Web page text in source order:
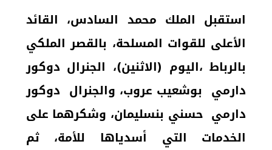
استقبل الملك محمد السادس، القائد
الأعلى للقوات المسلحة، بالقصر الملكي
بالرباط ،اليوم (الاثنين)، الجنرال دوكور
دارمي بوشعيب عروب، والجنرال دوكور
دارمي حسني بنسليمان، وشكرهما على
الخدمات التي أسدياها للأمة، ثم